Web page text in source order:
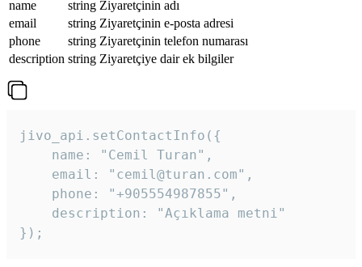
name
string Ziyaretçinin adı
email
string Ziyaretçinin e-posta adresi
phone
string Ziyaretçinin telefon numarası
description string Ziyaretçiye dair ek bilgiler
jivo_api.setContactInfo({
    name: "Cemil Turan",
    email: "cemil@turan.com",
    phone: "+905554987855",
    description: "Açıklama metni"
});